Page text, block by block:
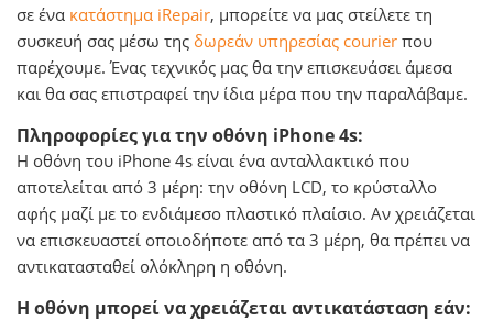
σε ένα κατάστημα iRepair, μπορείτε να μας στείλετε τη
συσκευή σας μέσω της δωρεάν υπηρεσίας courier που
παρέχουμε. Ένας τεχνικός μας θα την επισκευάσει άμεσα
και θα σας επιστραφεί την ίδια μέρα που την παραλάβαμε.
Πληροφορίες για την οθόνη iPhone 4s:
Η οθόνη του iPhone 4s είναι ένα ανταλλακτικό που
αποτελείται από 3 μέρη: την οθόνη LCD, το κρύσταλλο
αφής μαζί με το ενδιάμεσο πλαστικό πλαίσιο. Αν χρειάζεται
να επισκευαστεί οποιοδήποτε από τα 3 μέρη, θα πρέπει να
αντικατασταθεί ολόκληρη η οθόνη.
Η οθόνη μπορεί να χρειάζεται αντικατάσταση εάν: